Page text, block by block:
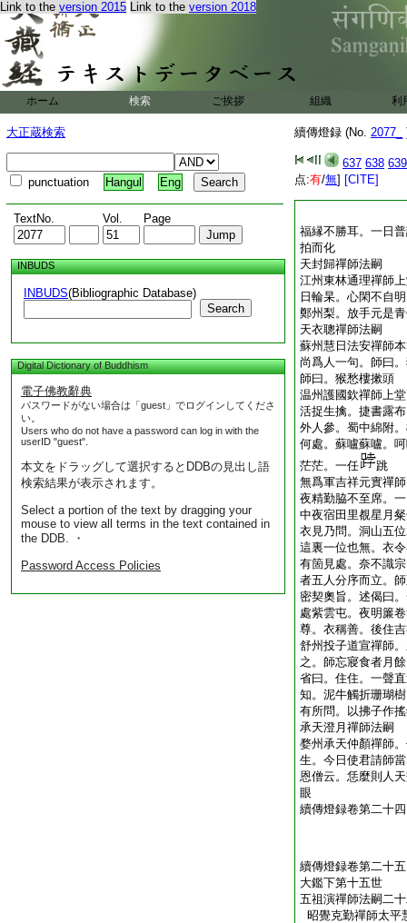
Link to the version 2015 Link to the version 2018
ホーム 検索 ご挨拶 組織 利
大正蔵検索
punctuation Hangul Eng
TextNo. Vol. Page
INBUDS
INBUDS(Bibliographic Database)
Search
Digital Dictionary of Buddhism
電子佛教辭典
パスワードがない場合は「guest」でログインしてくださ
い。
Users who do not have a password can log in with the
userID "guest".
本文をドラッグして選択するとDDBの見出し語
検索結果が表示されます。
Select a portion of the text by dragging your
mouse to view all terms in the text contained in
the DDB. ・
Password Access Policies
續傳燈録 (No. 2077_
637 638 639
点:有/無] [CITE]
福縁不勝耳。一日
拍而化
天封歸禪師法嗣
江州東林通理禪師
日輪杲。心閑不自
鄭州梨。放手元是
天衣聰禪師法嗣
蘇州慧日法安禪師
尚爲人一句。師曰
師曰。猴愁樓摗頭
温州護國欽禪師上
活捉生擒。捷書露
外人參。蜀中綿附
何處。蘇嚧蘇嚧。
茫茫。一任
跳
無爲軍吉祥元實禪
夜精勤脇不至席。
中夜宿田里覩星月
衣見乃問。洞山五
這裏一位也無。衣
有箇見處。奈不識
者五人分序而立。
密契奧旨。述偈曰
處紫雲屯。夜明簾
尊。衣稱善。後住
舒州投子道宣禪師
之。師忘寢食者月
省曰。住住。一聲
知。泥牛觸折珊瑚
有所問。以拂子作
承天澄月禪師法嗣
婺州承天仲顏禪師
生。今日使君請師
恩僧云。恁麼則人
眼
續傳燈録卷第二十四
續傳燈録卷第二十
大鑑下第十五世
五祖演禪師法嗣二
昭覺克勤禪師太平